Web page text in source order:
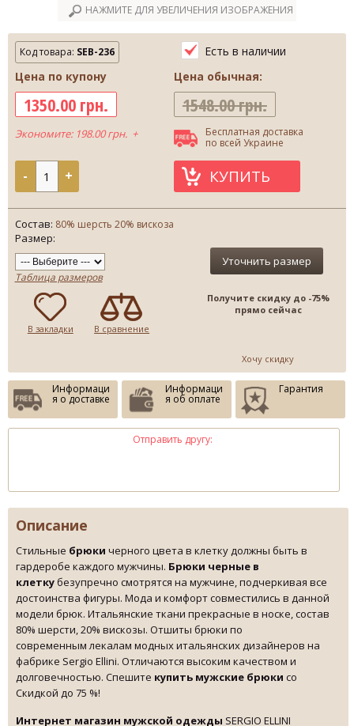
НАЖМИТЕ ДЛЯ УВЕЛИЧЕНИЯ ИЗОБРАЖЕНИЯ
Код товара: SEB-236
Есть в наличии
Цена по купону
1350.00 грн.
Экономите: 198.00 грн. +
Цена обычная:
1548.00 грн.
Бесплатная доставка
по всей Украине
- + КУПИТЬ
Состав: 80% шерсть 20% вискоза
Размер:
Таблица размеров
Уточнить размер
Получите скидку до -75%
прямо сейчас
Хочу скидку
В закладки В сравнение
Информаци
я о доставке
Информаци
я об оплате
Гарантия
Отправить другу:
Описание
Стильные брюки черного цвета в клетку должны быть в
гардеробе каждого мужчины. Брюки черные в
клеткубезупречно смотрятся на мужчине, подчеркивая все
достоинства фигуры. Мода и комфорт совместились в данной
модели брюк. Итальянские ткани прекрасные в носке, состав
80% шерсти, 20% вискозы. Отшиты брюки по
современным лекалам модных итальянских дизайнеров на
фабрике Sergio Ellini. Отличаются высоким качеством и
долговечностью. Спешите купить мужские брюки со
Скидкой до 75 %!
Интернет магазин мужской одежды SERGIO ELLINI